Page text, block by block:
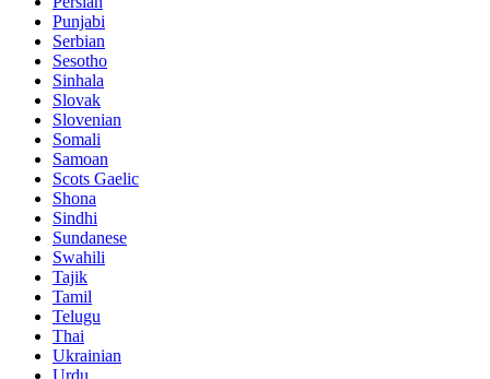
Punjabi
Serbian
Sesotho
Sinhala
Slovak
Slovenian
Somali
Samoan
Scots Gaelic
Shona
Sindhi
Sundanese
Swahili
Tajik
Tamil
Telugu
Thai
Ukrainian
Urdu